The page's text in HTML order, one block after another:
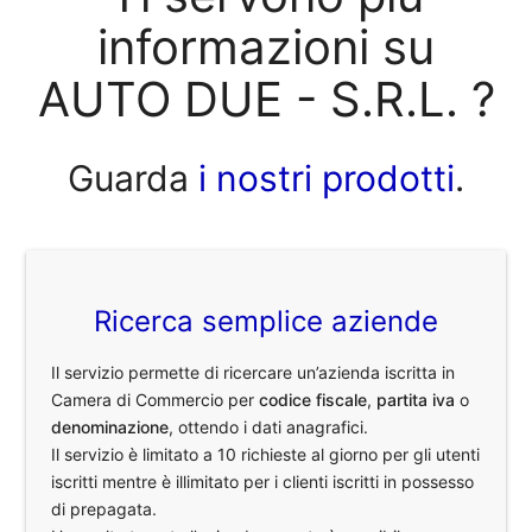
informazioni su
AUTO DUE - S.R.L. ?
Guarda i nostri prodotti.
Ricerca semplice aziende
Il servizio permette di ricercare un’azienda iscritta in
Camera di Commercio percodice fiscale, partita iva o
denominazione, ottendo i dati anagrafici.
Il servizio è limitato a 10 richieste al giorno per gli utenti
iscritti mentre è illimitato per i clienti iscritti in possesso
di prepagata.